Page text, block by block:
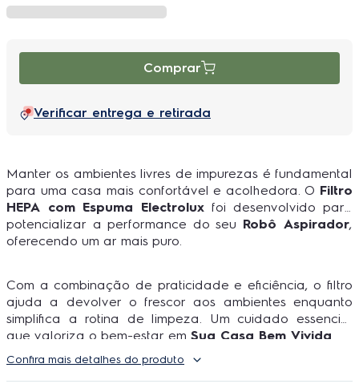
Comprar
Verificar entrega e retirada
Manter os ambientes livres de impurezas é fundamental
para uma casa mais confortável e acolhedora. O Filtro
HEPA com Espuma Electrolux foi desenvolvido para
potencializar a performance do seu Robô Aspirador,
oferecendo um ar mais puro.
Com a combinação de praticidade e eficiência, o filtro
ajuda a devolver o frescor aos ambientes enquanto
simplifica a rotina de limpeza. Um cuidado essencial
que valoriza o bem-estar em Sua Casa Bem Vivida
Confira mais detalhes do produto